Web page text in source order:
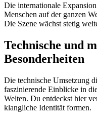
Die internationale
Menschen auf der ganzen
Die Szene wächst stetig
Technische und
Besonderheiten
Die technische Umsetzung
faszinierende Einblicke in
Welten. Du entdeckst hier
klangliche Identität formen.